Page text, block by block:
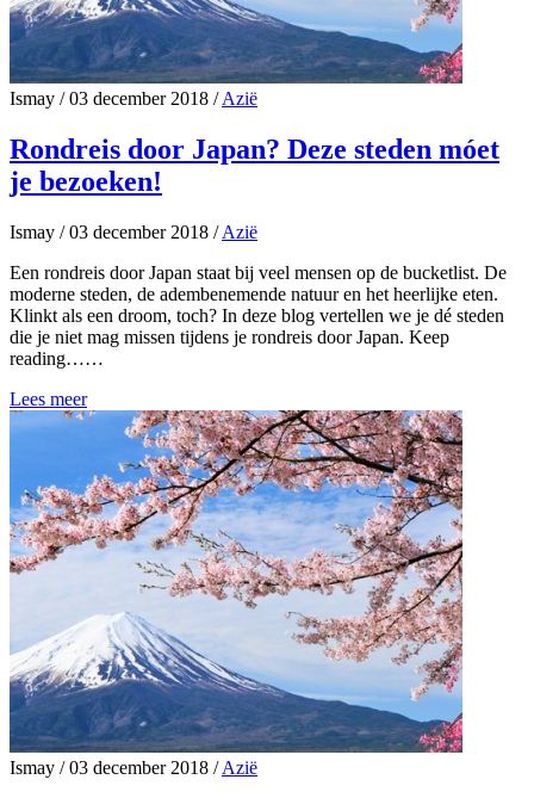
Ismay /03 december 2018 / Azië
Rondreis door Japan? Deze steden móet
je bezoeken!
Ismay /03 december 2018 / Azië
Een rondreis door Japan staat bij veel mensen op de bucketlist. De
moderne steden, de adembenemende natuur en het heerlijke eten.
Klinkt als een droom, toch? In deze blog vertellen we je dé steden
die je niet mag missen tijdens je rondreis door Japan. Keep
reading……
Lees meer
Ismay /03 december 2018 / Azië